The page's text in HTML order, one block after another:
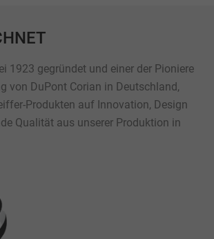
1923 gegründet und einer der Pioniere
von DuPont Corian in Deutschland,
Produkten auf Innovation, Design
Qualität aus unserer Produktion in